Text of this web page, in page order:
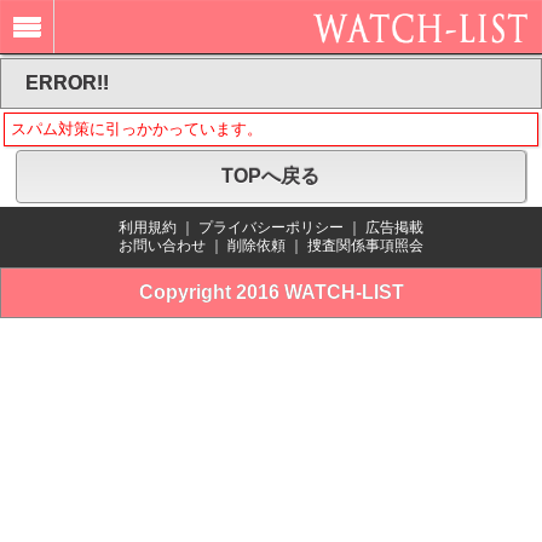
ERROR!!
スパム対策に引っかかっています。
TOPへ戻る
利用規約 プライバシーポリシー
広告掲載
お問い合わせ
削除依頼 捜査関係事項照会
Copyright 2016 WATCH-LIST